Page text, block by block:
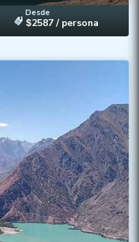
Desde
$2587 / persona